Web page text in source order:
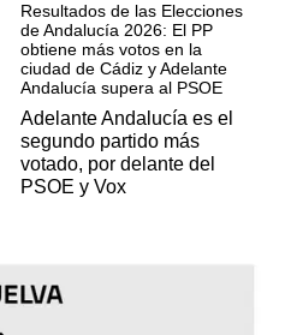
Resultados de las Elecciones
de Andalucía 2026: El PP
obtiene más votos en la
ciudad de Cádiz y Adelante
Andalucía supera al PSOE
Adelante Andalucía es el
segundo partido más
votado, por delante del
PSOE y Vox